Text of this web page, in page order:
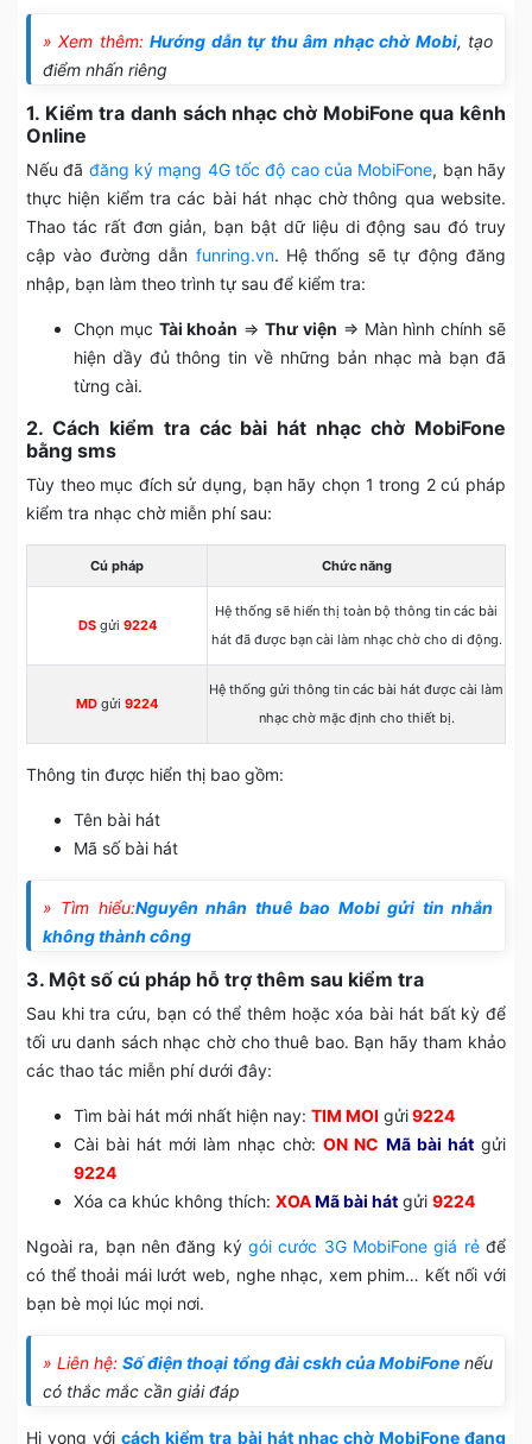
» Xem thêm:Hướng dẫn tự thu âm nhạc chờ Mobi, tạo
điểm nhấn riêng
1. Kiểm tra danh sách nhạc chờ MobiFone qua kênh
Online
Nếu đã đăng ký mạng 4G tốc độ cao của MobiFone, bạn hãy
thực hiện kiểm tra các bài hát nhạc chờ thông qua website.
Thao tác rất đơn giản, bạn bật dữ liệu di động sau đó truy
cập vào đường dẫn funring.vn. Hệ thống sẽ tự động đăng
nhập, bạn làm theo trình tự sau để kiểm tra:
Chọn mục Tài khoản =>Thư viện => Màn hình chính sẽ
hiện dầy đủ thông tin về những bản nhạc mà bạn đã
từng cài.
2. Cách kiểm tra các bài hát nhạc chờ MobiFone
bằng sms
Tùy theo mục đích sử dụng, bạn hãy chọn 1 trong 2 cú pháp
kiểm tra nhạc chờ miễn phí sau:
Cú pháp Chức năng
DSgửi 9224
Hệ thống sẽ hiển thị toàn bộ thông tin các bài
hát đã được bạn cài làm nhạc chờ cho di động.
MD gửi 9224
Hệ thống gửi thông tin các bài hát được cài làm
nhạc chờ mặc định cho thiết bị.
Thông tin được hiển thị bao gồm:
Tên bài hát
Mã số bài hát
» Tìm hiểu:Nguyên nhân thuê bao Mobi gửi tin nhắn
không thành công
3. Một số cú pháp hỗ trợ thêm sau kiểm tra
Sau khi tra cứu, bạn có thể thêm hoặc xóa bài hát bất kỳ để
tối ưu danh sách nhạc chờ cho thuê bao. Bạn hãy tham khảo
các thao tác miễn phí dưới đây:
Tìm bài hát mới nhất hiện nay: TIM MOI gửi9224
Cài bài hát mới làm nhạc chờ: ON NC Mã bài hát gửi
9224
Xóa ca khúc không thích: XOAMã bài hát gửi 9224
Ngoài ra, bạn nên đăng ký gói cước 3G MobiFone giá rẻđể
có thể thoải mái lướt web, nghe nhạc, xem phim… kết nối với
bạn bè mọi lúc mọi nơi.
» Liên hệ: Số điện thoại tổng đài cskh của MobiFonenếu
có thắc mắc cần giải đáp
Hi vọng vớicách kiểm tra bài hát nhạc chờ MobiFone đang